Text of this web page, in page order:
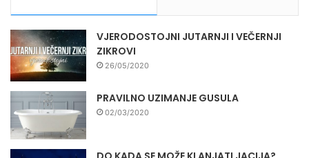
VJERODOSTOJNI JUTARNJI I VEČERNJI
ZIKROVI
26/05/2020
PRAVILNO UZIMANJE GUSULA
02/03/2020